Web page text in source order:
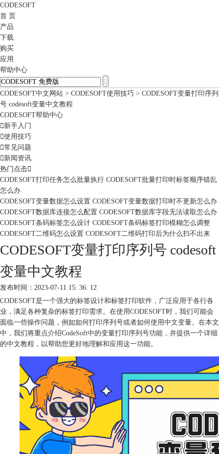
CODESOFT
首 页
产品
下载
购买
应用
帮助中心
CODESOFT中文网站 > CODESOFT使用技巧 > CODESOFT变量打印序列
号 codesoft变量中文教程
CODESOFT帮助中心
新手入门
使用技巧
常见问题
新闻资讯
热门点击
CODESOFT打印任务怎么批量执行 CODESOFT批量打印时标签顺序错乱
怎么办
CODESOFT变量数据怎么设置 CODESOFT变量数据打印时不更新怎么办
CODESOFT数据库连接怎么配置 CODESOFT数据库字段无法读取怎么办
CODESOFT条码标签怎么设计 CODESOFT条码标签打印模糊怎么调整
CODESOFT二维码怎么设置 CODESOFT二维码打印后为什么扫不出来
CODESOFT变量打印序列号 codesoft
变量中文教程
发布时间：2023-07-11 15: 36: 12
CODESOFT是一个强大的标签设计和标签打印软件 ，广泛应用于各行各
业，满足各种复杂的标签打印需求。在使用CODESOFT时，我们可能会
面临一些操作问题，例如如何打印序列号或者如何使用中文变量。在本文
中，我们将重点介绍CodeSoft中的变量打印序列号功能，并提供一个详细
的中文教程，以帮助您更好地理解和应用这一功能。